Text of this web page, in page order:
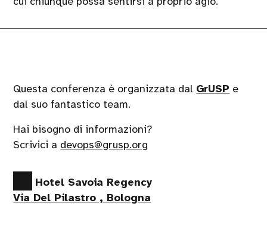
Questa conferenza è organizzata dal GrUSP e
dal suo fantastico team.
Hai bisogno di informazioni?
Scrivici a devops@grusp.org
Hotel Savoia Regency
Via Del Pilastro , Bologna